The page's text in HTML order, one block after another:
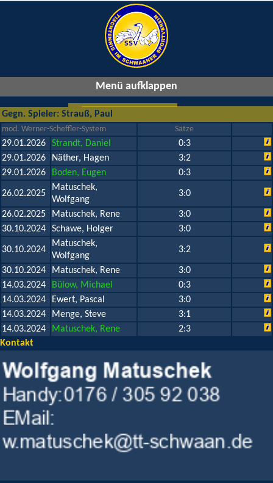
Menü aufklappen
Gegn. Spieler: Strauß, Paul
mod. Werner-Scheffler-System Sätze
29.01.2026 Strandt, Daniel
0:3
29.01.2026
Näther, Hagen
3:2
29.01.2026
Boden, Eugen 0:3
26.02.2025
Matuschek,
Wolfgang
3:0
26.02.2025 Matuschek, Rene
3:0
30.10.2024
Schawe, Holger 3:0
30.10.2024
Matuschek,
Wolfgang
3:2
30.10.2024 Matuschek, Rene
3:0
14.03.2024
Bülow, Michael
0:3
14.03.2024
Ewert, Pascal
3:0
14.03.2024
Menge, Steve
3:1
14.03.2024
Matuschek, Rene
2:3
Kontakt